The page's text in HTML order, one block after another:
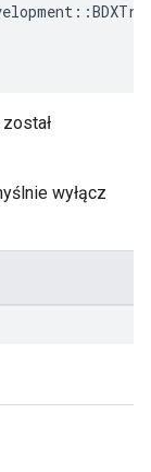
wyłącz